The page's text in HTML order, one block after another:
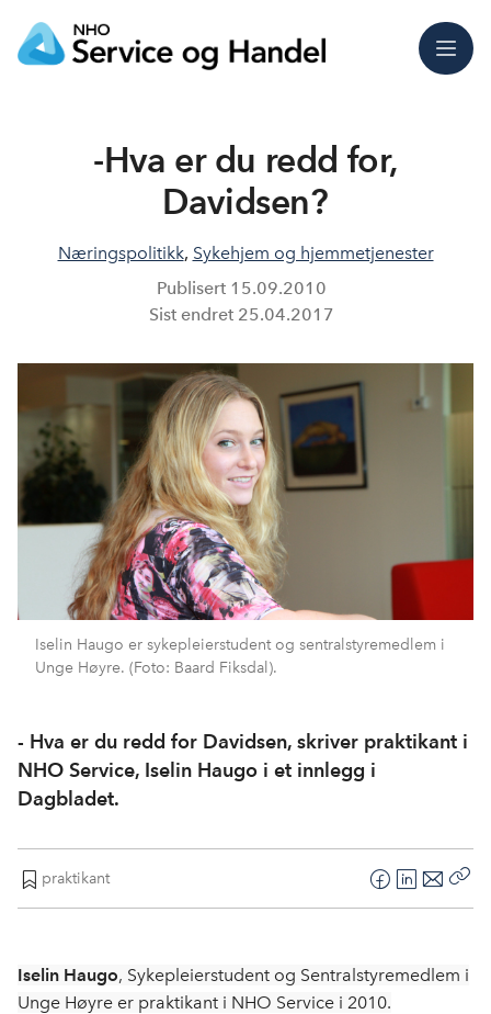
Meny
-Hva er du redd for,
Davidsen?
Næringspolitikk, Sykehjem og hjemmetjenester
Publisert 15.09.2010
Sist endret 25.04.2017
Iselin Haugo er sykepleierstudent og sentralstyremedlem i
Unge Høyre. (Foto: Baard Fiksdal).
- Hva er du redd for Davidsen, skriver praktikant i
NHO Service, Iselin Haugo i et innlegg i
Dagbladet.
praktikant
F
a
e
b
L
i
k
E
-
o
Iselin Haugo, Sykepleierstudent og Sentralstyremedlem i
Unge Høyre er praktikant i NHO Service i 2010.